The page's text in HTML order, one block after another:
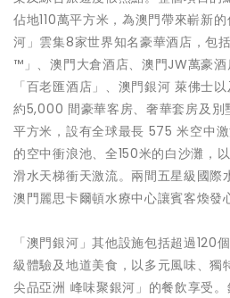
佔地110萬平方米，為澳門帶來嶄新
河」雲集8家世界知名豪華酒店，包
™」、澳門大倉酒店、澳門JW萬豪酒
「百老匯酒店」、澳門銀河 萊佛士
約5,000 間豪華客房、奢華套房及
平方米，設有全球最長 575 米空中
的空中衝浪池、全150米的白沙灘，
滑水天梯衝天激流。兩間五星級國際
澳門麗思卡爾頓水療中心讓賓客煥發
「澳門銀河」其他設施包括超過120
級體驗及地道美食，以多元風味、獨
尖品亞洲 峰味聚銀河」的餐飲享受